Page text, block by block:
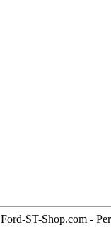
Ford-ST-Shop.com -